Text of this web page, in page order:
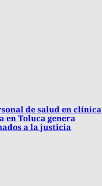
de salud en clínica
en Toluca genera
a la justicia